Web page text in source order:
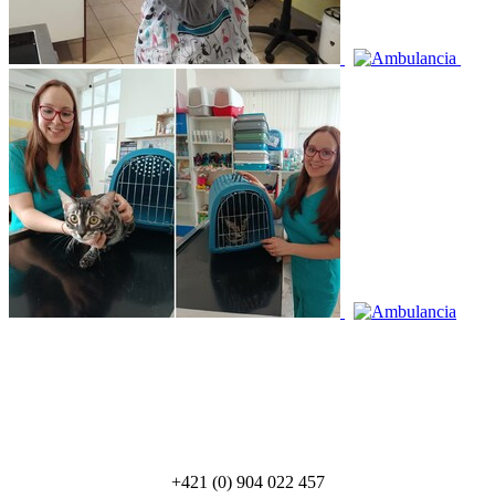
+421 (0) 904 022 457